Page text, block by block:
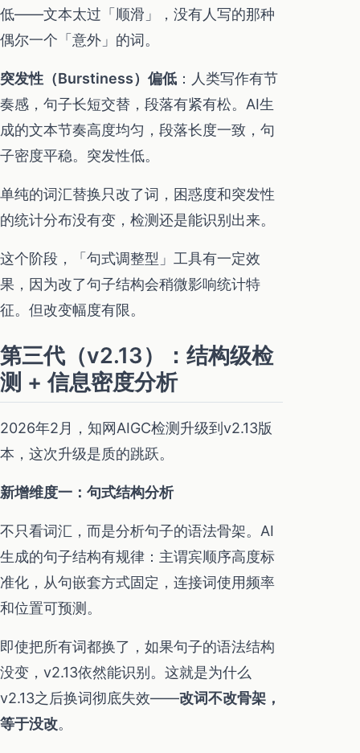
低——文本太过「顺滑」，没有人写的那种
偶尔一个「意外」的词。
突发性（Burstiness）偏低 ：人类写作有节
奏感，句子长短交替，段落有紧有松。AI生
成的文本节奏高度均匀，段落长度一致，句
子密度平稳。突发性低。
单纯的词汇替换只改了词，困惑度和突发性
的统计分布没有变，检测还是能识别出来。
这个阶段，「句式调整型」工具有一定效
果，因为改了句子结构会稍微影响统计特
征。但改变幅度有限。
第三代（v2.13）：结构级检
测 + 信息密度分析
2026年2月，知网AIGC检测升级到v2.13版
本，这次升级是质的跳跃。
新增维度一：句式结构分析
不只看词汇，而是分析句子的语法骨架。AI
生成的句子结构有规律：主谓宾顺序高度标
准化，从句嵌套方式固定，连接词使用频率
和位置可预测。
即使把所有词都换了，如果句子的语法结构
没变，v2.13依然能识别。这就是为什么
v2.13之后换词彻底失效——改词不改骨架，
等于没改。